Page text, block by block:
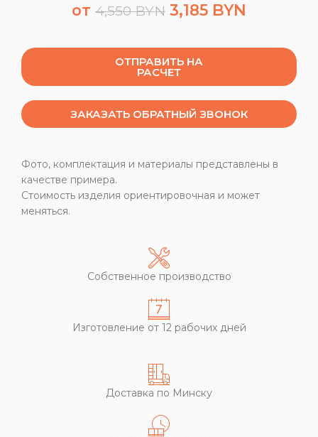
от 4,550BYN 3,185 BYN
ОТПРАВИТЬ НА
РАСЧЕТ
ЗАКАЗАТЬ ОБРАТНЫЙ ЗВОНОК
Фото, комплектация и материалы представлены в
качестве примера.
Стоимость изделия ориентировочная и может
меняться.
Собственное производство
Изготовление от 12 рабочих дней
Доставка по Минску